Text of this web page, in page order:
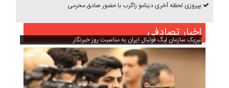
پیروزی لحظه آخری دینامو زاگرب با حضور صادق محرمی
اخبار تصادفی
تبریک سازمان لیگ فوتبال ایران به مناسبت روز خبرنگار